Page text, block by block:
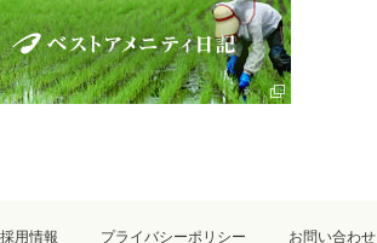
採用情報 プライバシーポリシー お問い合わせ